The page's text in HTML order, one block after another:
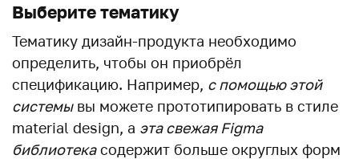
Выберите тематику
Тематику дизайн-продукта необходимо
определить, чтобы он приобрёл
спецификацию. Например, с помощью этой
системывы можете прототипировать в стиле
material design, а эта свежая Figma
библиотекасодержит больше округлых форм